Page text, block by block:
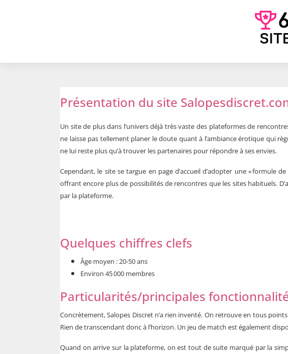
Présentation du site
Un site de plus dans l’univers déjà très vaste des plateformes de
ne laisse pas tellement planer le doute quant à l’ambiance érotique qui
ne lui reste plus qu’à trouver les partenaires pour répondre à ses envies.
Cependant, le site se targue en page d’accueil d’adopter une « formule
offrant encore plus de possibilités de rencontres que les sites habituels.
par la plateforme.
Quelques chiffres clefs
Âge moyen : 20-50 ans
Environ 45 000 membres
Particularités/principales
Concrètement, Salopes Discret n’a rien inventé. On retrouve en tous
Rien de transcendant donc à l’horizon. Un jeu de match est également
Quand on arrive sur la plateforme, on est tout de suite marqué par la